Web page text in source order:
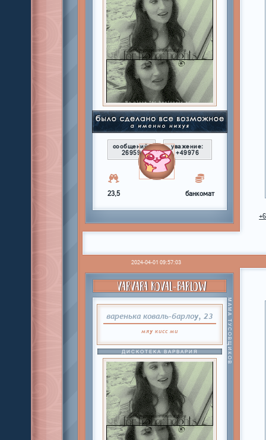
сообщений:
26959
уважение:
+49976
23,5 банкомат
+6
2024-04-01 09:57:03
VARVARA KOVAL-BARLOW
варенька коваль-барлоу, 23
мяу кисс ми МАМА ТУСОВЩИКОВ
ДИСКОТЕКА ВАРВАРИЯ